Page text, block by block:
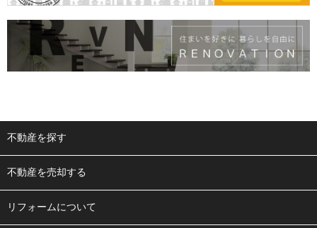
不動産を探す
不動産を売却する
リフォームについて